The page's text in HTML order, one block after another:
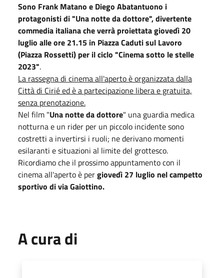
Sono Frank Matano e Diego Abatantuono i
protagonisti di "Una notte da dottore", divertente
commedia italiana che verrà proiettata giovedì 20
luglio alle ore 21.15 in Piazza Caduti sul Lavoro
(Piazza Rossetti) per il ciclo "Cinema sotto le stelle
2023".
La rassegna di cinema all'aperto è organizzata dalla
Città di Cirié ed è a partecipazione libera e gratuita,
senza prenotazione.
Nel film "Una notte da dottore" una guardia medica
notturna e un rider per un piccolo incidente sono
costretti a invertirsi i ruoli; ne derivano momenti
esilaranti e situazioni al limite del grottesco.
Ricordiamo che il prossimo appuntamento con il
cinema all'aperto è pergiovedì 27 luglio nel campetto
sportivo di via Gaiottino.
A cura di